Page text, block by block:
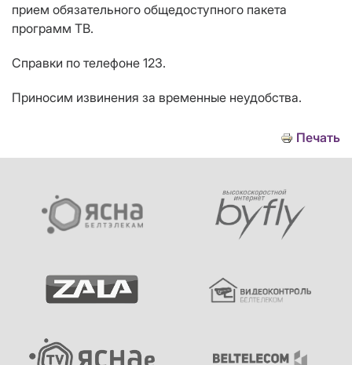
прием обязательного общедоступного пакета
программ ТВ.
Справки по телефоне 123.
Приносим извинения за временные неудобства.
Печать